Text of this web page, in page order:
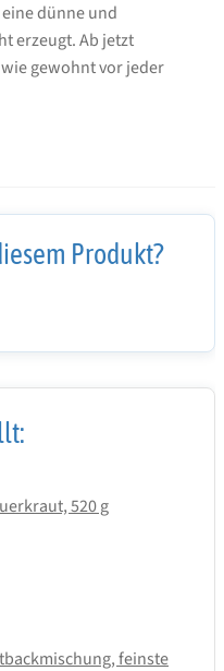
dünne und
erzeugt. Ab jetzt
gewohnt vor jeder
Produkt?
520 g
feinste